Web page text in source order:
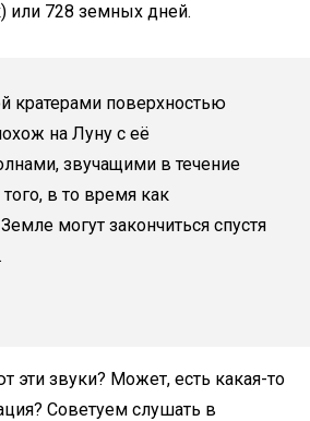
или 728 земных дней.
кратерами поверхностью
на Луну с её
звучащими в течение
в то время как
могут закончиться спустя
эти звуки? Может, есть какая-то
Советуем слушать в